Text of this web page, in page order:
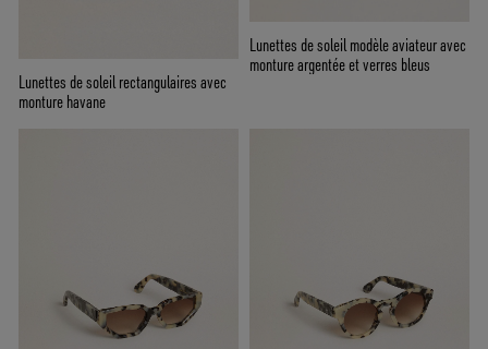
Lunettes de soleil rectangulaires avec
monture havane
Lunettes de soleil modèle aviateur avec
monture argentée et verres bleus